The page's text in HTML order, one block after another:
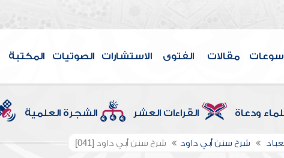
مقالات الفتوى الاستشارات الصوتيات المكتبة
ودعاة القراءات العشر الشجرة العلمية
شرح سنن أبي داود شرح سنن أبي داود [041]